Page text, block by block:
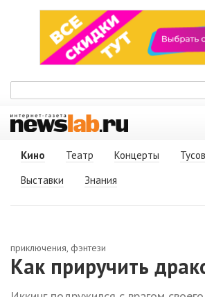
Кино
Театр Концерты
Выставки
Знания
приключения, фэнтези
Как приручить